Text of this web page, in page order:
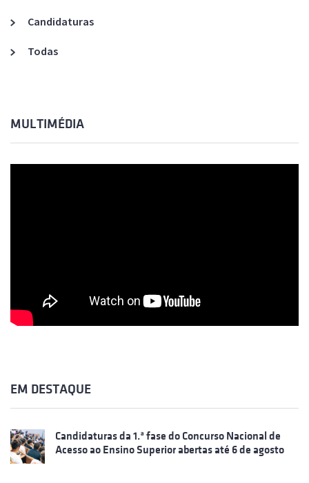
Candidaturas
Todas
MULTIMÉDIA
EM DESTAQUE
Candidaturas da 1.ª fase do Concurso Nacional de
Acesso ao Ensino Superior abertas até 6 de agosto